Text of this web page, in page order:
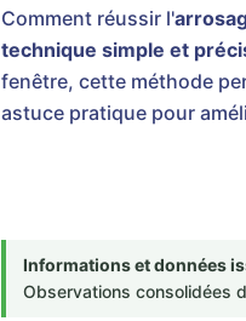
Comment réussir l'
technique simple et
fenêtre, cette méthode
astuce pratique pour
Informations et données
Observations consolidées